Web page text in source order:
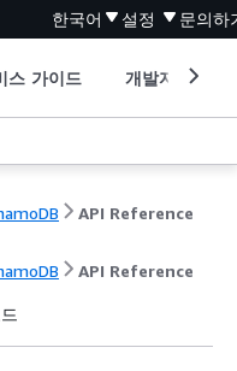
한국어 설정 문의하
스 가이드 개발자 도구
API Reference
API Reference